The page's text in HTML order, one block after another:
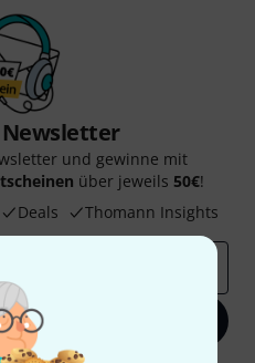
und gewinne mit
über jeweils 50€!
Deals Thomann Insights